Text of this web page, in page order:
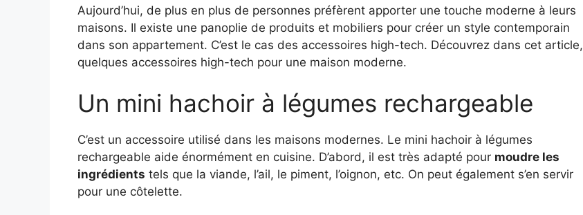
Aujourd’hui, de plus en plus de personnes préfèrent apporter une touche moderne à leurs
maisons. Il existe une panoplie de produits et mobiliers pour créer un style contemporain
dans son appartement. C’est le cas des accessoires high-tech. Découvrez dans cet article,
quelques accessoires high-tech pour une maison moderne.
Un mini hachoir à légumes rechargeable
C’est un accessoire utilisé dans les maisons modernes. Le mini hachoir à légumes
rechargeable aide énormément en cuisine. D’abord, il est très adapté pour moudre les
ingrédients tels que la viande, l’ail, le piment, l’oignon, etc. On peut également s’en servir
pour une côtelette.